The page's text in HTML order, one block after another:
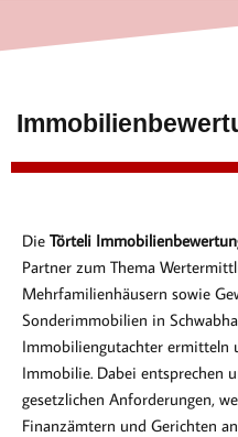
Die Törteli
Partner zum Thema
Mehrfamilienhäusern sowie
Sonderimmobilien in
Immobiliengutachter ermitteln
Immobilie. Dabei entsprechen
gesetzlichen Anforderungen,
Finanzämtern und Gerichten